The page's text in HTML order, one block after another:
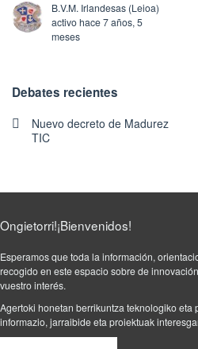
B.V.M. Irlandesas (Leioa)
activo hace 7 años, 5
meses
Debates recientes
Nuevo decreto de Madurez
TIC
Ongietorri!¡Bienvenidos!
Esperamos que toda la información,
recogido en este espacio sobre de
vuestro interés.
Agertoki honetan berrikuntza teknologiko
informazio, jarraibide eta proiektuak